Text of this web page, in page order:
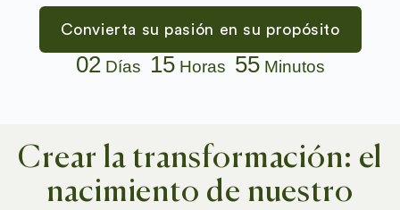
Convierta su pasión en su propósito
02 Días 15 Horas 55 Minutos
Crear la transformación: el
nacimiento de nuestro